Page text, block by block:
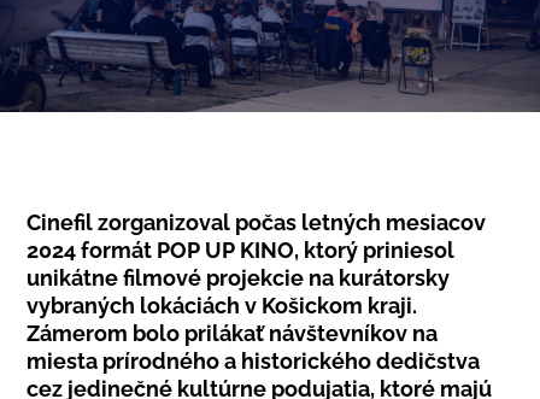
Cinefil zorganizoval počas letných mesiacov
2024 formát POP UP KINO, ktorý priniesol
unikátne filmové projekcie na kurátorsky
vybraných lokáciách v Košickom kraji.
Zámerom bolo prilákať návštevníkov na
miesta prírodného a historického dedičstva
cez jedinečné kultúrne podujatia, ktoré majú